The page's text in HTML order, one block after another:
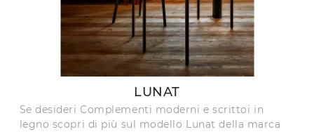
LUNAT
Se desideri Complementi moderni e scrittoi in
legno scopri di più sul modello Lunat della marca